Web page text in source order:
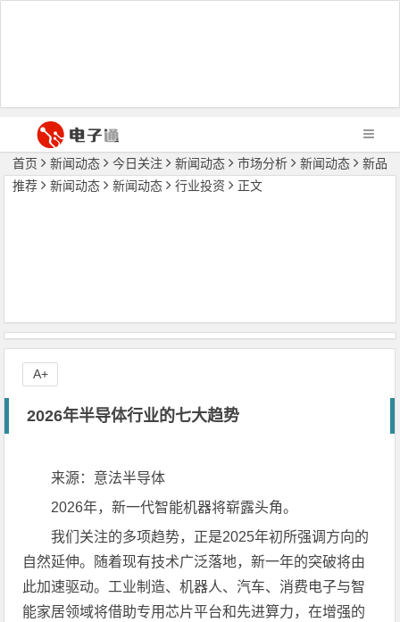
首页 新闻动态 今日关注 新闻动态 市场分析 新闻动态
新品
推荐
新闻动态 新闻动态 行业投资 正文
2026年半导体行业的七大趋势
来源：意法半导体
2026年，新一代智能机器将崭露头角。
我们关注的多项趋势，正是2025年初所强调方向的
自然延伸。随着现有技术广泛落地，新一年的突破将由
此加速驱动。工业制造、机器人、汽车、消费电子与智
能家居领域将借助专用芯片平台和先进算力，在增强的
A+